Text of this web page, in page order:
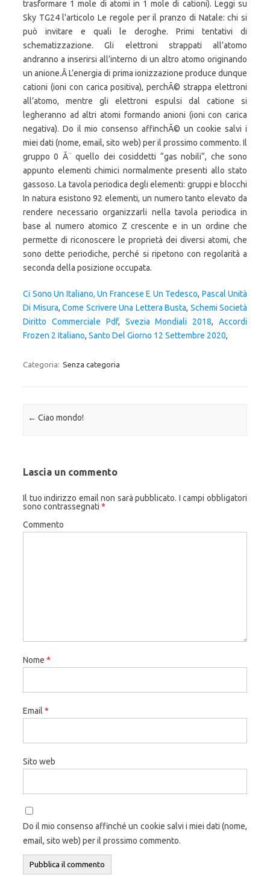
Ci Sono Un Italiano, Un Francese E Un Tedesco, Pascal Unità
Di Misura, Come Scrivere Una Lettera Busta, Schemi Società
Diritto Commerciale Pdf, Svezia Mondiali 2018,Accordi
Frozen 2 Italiano, Santo Del Giorno 12 Settembre 2020,
Categoria: Senza categoria
Navigazione articolo
← Ciao mondo!
Lascia un commento
Il tuo indirizzo email non sarà pubblicato. I campi obbligatori
sono contrassegnati *
Commento
Nome *
Email *
Sito web
Do il mio consenso affinché un cookie salvi i miei dati (nome,
email, sito web) per il prossimo commento.